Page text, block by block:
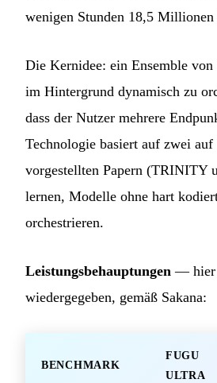
wenigen Stunden 18,5
Die Kernidee: ein Ensemble
im Hintergrund dynamisch zu
dass der Nutzer mehrere
Technologie basiert auf zwei
vorgestellten Papern (TRINITY
lernen, Modelle ohne hart
orchestrieren.
Leistungsbehauptungen — hier
wiedergegeben, gemäß Sakana:
BENCHMARK
FUGU
ULTRA